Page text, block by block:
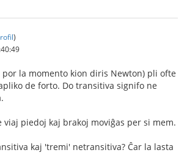
)
la momento kion diris Newton) pli ofte
de forto. Do transitiva signifo ne
viaj piedoj kaj brakoj moviĝas per si mem.
kaj 'tremi' netransitiva? Ĉar la lasta